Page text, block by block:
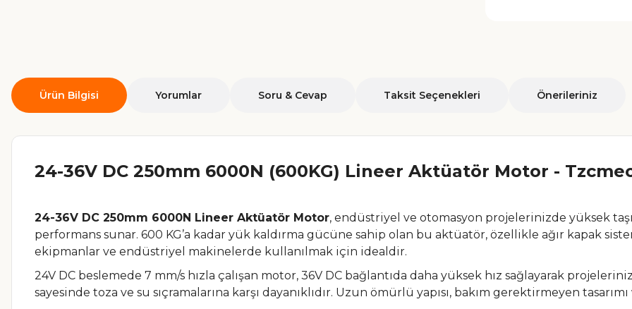
Ürün Bilgisi Yorumlar Soru & Cevap Taksit Seçenekleri Önerileriniz
24-36V DC 250mm 6000N (600KG) Lineer Aktüatör Motor -
24-36V DC 250mm 6000N Lineer Aktüatör Motor, endüstriyel ve otomasyon projelerinizde yüksek
performans sunar. 600 KG’a kadar yük kaldırma gücüne sahip olan bu aktüatör, özellikle ağır kapak
ekipmanlar ve endüstriyel makinelerde kullanılmak için idealdir.
24V DC beslemede 7 mm/s hızla çalışan motor, 36V DC bağlantıda daha yüksek hız sağlayarak
sayesinde toza ve su sıçramalarına karşı dayanıklıdır. Uzun ömürlü yapısı, bakım gerektirmeyen tasarımı